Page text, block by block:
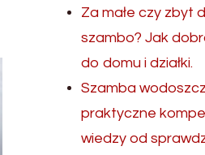
Za małe czy zbyt
szambo? Jak
do domu i działki.
Szamba
praktyczne
wiedzy od